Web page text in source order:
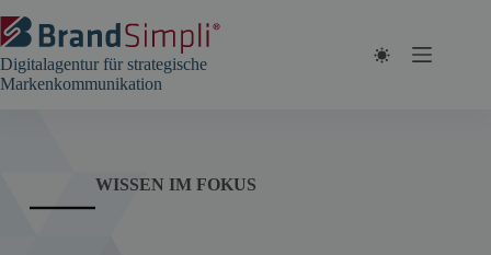
Inhalt
springen
Digitalagentur für strategische
Markenkommunikation
WISSEN IM FOKUS